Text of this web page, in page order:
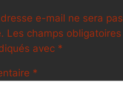
e-mail ne sera pas
Les champs obligatoires
avec *
*